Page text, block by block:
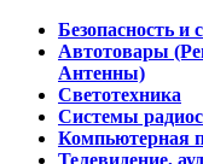
Безопасность и
Автотовары
Антенны)
Светотехника
Системы
Компьютерная
Телевидение,